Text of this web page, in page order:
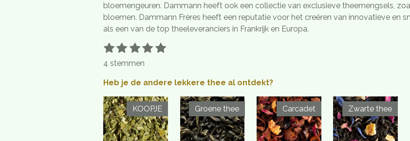
bloemengeuren. Dammann heeft ook een collectie van exclusieve theemengsels,
bloemen. Dammann Frères heeft een reputatie voor het creëren van innovatieve en
als een van de top theeleveranciers in Frankrijk en Europa.
R
a
i
g
:
5
1
s
t
e
r
2
s
t
e
r
r
e
n
3
s
t
e
r
r
e
n
4
s
t
e
r
r
e
n
5
e
r
r
e
n
S
m
n
4 stemmen
Heb je de andere lekkere thee al ontdekt?
KOOPJE Groene thee Carcadet Zwarte thee